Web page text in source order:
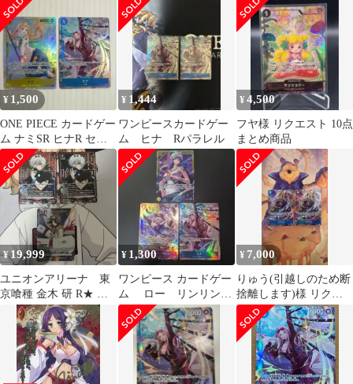
¥ 1,500
ONE PIECE カードゲー
ム ナミSR ヒナR セッ
トパラレル
¥ 1,444
ワンピースカードゲー
ム ヒナ Rパラレル
¥4,500
フヤ様 リクエスト 10点
まとめ商品
¥ 19,999
ユニオンアリーナ 東
京喰種 金木 研 R★ 紫
レアパラレル 笛口雛
実 R★
¥ 1,300
ワンピース カードゲー
ム ロー リンリン
ヒナ 3枚セット
¥ 7,000
りゅう(引越しのため断
捨離します)様 リクエ
スト 2点 まとめ商品